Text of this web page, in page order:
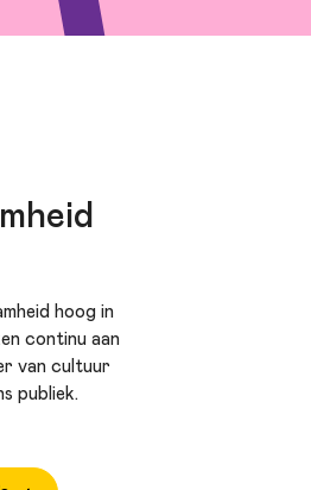
hoog in
continu aan
van cultuur
publiek.